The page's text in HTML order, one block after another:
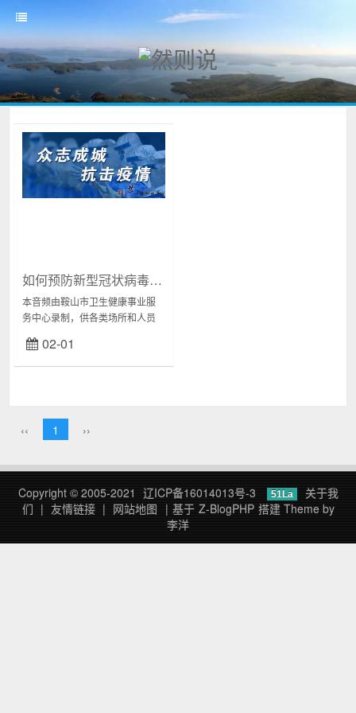
如何预防新型冠状病毒肺炎（在线收听）
本音频由鞍山市卫生健康事业服
务中心录制，供各类场所和人员
渠道。具体包括：公众通用、有
疾病流行地区居住旅行史、家
02-01
‹‹ 1 ››
Copyright © 2005-2021 辽ICP备16014013号-3 51La
关于我
们 | 友情链接 | 网站地图 | 基于 Z-BlogPHP 搭建 Theme by
李洋